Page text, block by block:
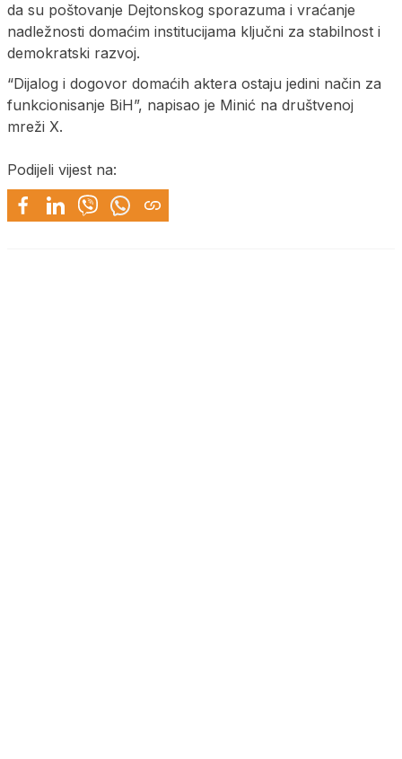
da su poštovanje Dejtonskog sporazuma i vraćanje
nadležnosti domaćim institucijama ključni za stabilnost i
demokratski razvoj.
“Dijalog i dogovor domaćih aktera ostaju jedini način za
funkcionisanje BiH”, napisao je Minić na društvenoj
mreži X.
Podijeli vijest na: